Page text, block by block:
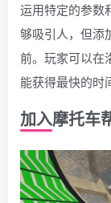
运用特定的参数
够吸引人，但添
前。玩家可以在
能获得最快的时
加入摩托车